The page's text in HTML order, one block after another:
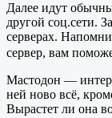
Далее идут
другой соц.сети.
серверах.
сервер, вам
Мастодон —
ней ново всё,
Вырастет ли она